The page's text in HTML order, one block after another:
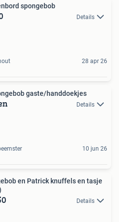
spongebob
Details
28 apr 26
gaste/handdoekjes
Details
10 jun 26
en Patrick knuffels en tasje
Details